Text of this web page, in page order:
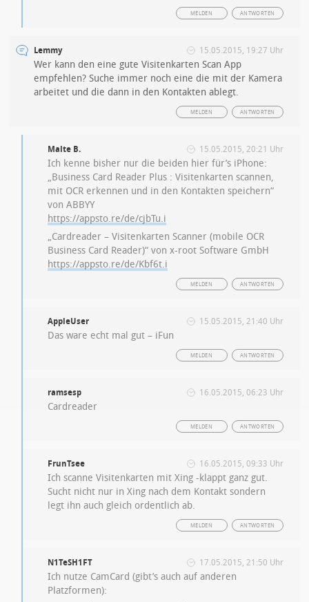
ANTWORTEN
MELDEN
Lemmy 15.05.2015, 19:27 Uhr
Wer kann den eine gute Visitenkarten Scan App
empfehlen? Suche immer noch eine die mit der Kamera
arbeitet und die dann in den Kontakten ablegt.
ANTWORTEN
MELDEN
Malte B. 15.05.2015, 20:21 Uhr
Ich kenne bisher nur die beiden hier für’s iPhone:
„Business Card Reader Plus : Visitenkarten scannen,
mit OCR erkennen und in den Kontakten speichern“
von ABBYY
https://appsto.re/de/cjbTu.i
„Cardreader – Visitenkarten Scanner (mobile OCR
Business Card Reader)“ von x-root Software GmbH
https://appsto.re/de/Kbf6t.i
ANTWORTEN
MELDEN
AppleUser 15.05.2015, 21:40 Uhr
Das ware echt mal gut – iFun
ANTWORTEN
MELDEN
ramsesp 16.05.2015, 06:23 Uhr
Cardreader
ANTWORTEN
MELDEN
FrunTsee 16.05.2015, 09:33 Uhr
Ich scanne Visitenkarten mit Xing -klappt ganz gut.
Sucht nicht nur in Xing nach dem Kontakt sondern
legt ihn auch gleich ordentlich ab.
ANTWORTEN
MELDEN
N1TeSH1FT 17.05.2015, 21:50 Uhr
Ich nutze CamCard (gibt’s auch auf anderen
Platzformen):